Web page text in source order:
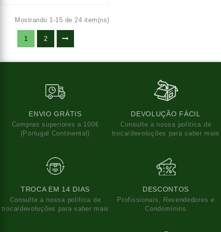
Mostrando 1-15 de 24 item(ns)
1 2
ENVIO GRÁTIS
Compras superiores a 100€
(Portugal Continental)
DEVOLUÇÃO FÁCIL
Consulte a nossa política de
troca/devoluções para saber mais
TROCA EM 14 DIAS
Consulte a nossa política de
troca/devoluções para saber mais
DESCONTOS
Profissionais, Revendedores e
Condomínios